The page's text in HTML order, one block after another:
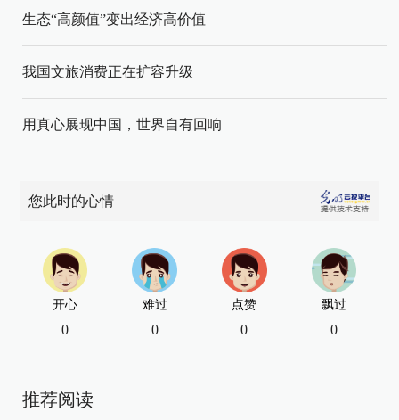
生态“高颜值”变出经济高价值
我国文旅消费正在扩容升级
用真心展现中国，世界自有回响
您此时的心情
开心
0
难过
0
点赞
0
飘过
0
推荐阅读